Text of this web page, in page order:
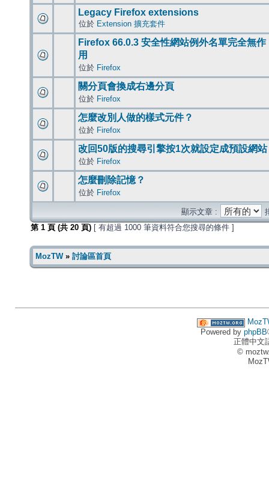
Legacy Firefox extensions
位於 Extension 擴充套件
Firefox 66.0.3 安全性網站例外名單完全無作
用
位於 Firefox
關分頁會換成右邊分頁
位於 Firefox
怎麼改別人做的樣式元件？
位於 Firefox
改回50版的搜尋引擎按1次就設定成預設網站
位於 Firefox
怎麼刪除記憶？
位於 Firefox
顯示文章 :
第 1 頁 (共 20 頁) [ 有超過 1000 筆資料符合您搜尋的條件 ]
MozTW» 討論區首頁
Powered by phpBB
正體中文
©